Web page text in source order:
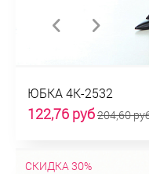
ЮБКА 4К-2532
122,76 руб204,60
СКИДКА 30%